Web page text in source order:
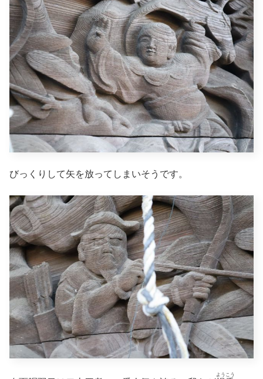
びっくりして矢を放ってしまいそうです。
ようこう